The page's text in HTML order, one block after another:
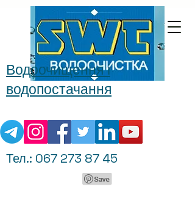
Водоочищення і
водопостачання
Тел.: 067 273 87 45